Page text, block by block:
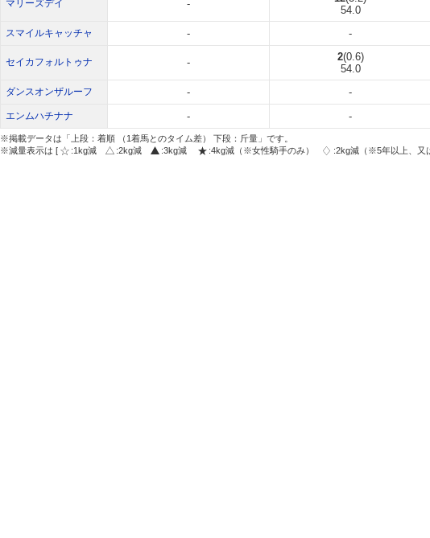
マリーズデイ -
54.0
スマイルキャッチャ - -
セイカフォルトゥナ - 2(0.6)
54.0
ダンスオンザルーフ - -
エンムハチナナ - -
※掲載データは「上段：着順 （1着馬とのタイム差） 下段：斤量」です。
※減量表示は [
:1kg減 :2kg減 :3kg減 :4kg減（※女性騎手のみ） :2kg減（※5年以上、又